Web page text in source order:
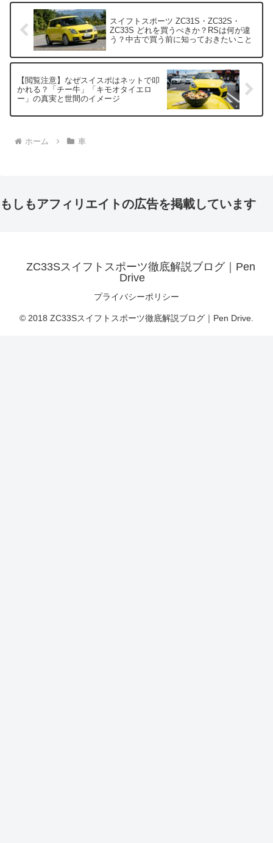
スイフトスポーツ ZC31S・ZC32S・
ZC33S どれを買うべきか？RSは何が違
う？中古で買う前に知っておきたいこと
【閲覧注意】なぜスイスポはネットで叩
かれる？「チー牛」「キモオタイエロ
ー」の真実と世間のイメージ
ホーム 車
もしもアフィリエイトの広告を掲載しています
ZC33Sスイフトスポーツ徹底解説ブログ｜Pen
Drive
プライバシーポリシー
© 2018 ZC33Sスイフトスポーツ徹底解説ブログ｜Pen Drive.